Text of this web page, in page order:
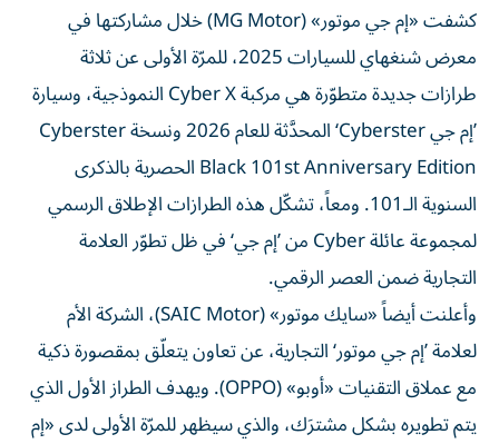
كشفت «إم جي موتور» (MG Motor) خلال مشاركتها في
معرض شنغهاي للسيارات 2025، للمرّة الأولى عن ثلاثة
طرازات جديدة متطوّرة هي مركبة Cyber X النموذجية، وسيارة
’إم جي Cyberster‘ المحدَّثة للعام 2026 ونسخة Cyberster
Black 101st Anniversary Edition الحصرية بالذكرى
السنوية الـ101. ومعاً، تشكّل هذه الطرازات الإطلاق الرسمي
لمجموعة عائلة Cyber من ’إم جي‘ في ظل تطوّر العلامة
التجارية ضمن العصر الرقمي.
وأعلنت أيضاً «سايك موتور» (SAIC Motor)، الشركة الأم
لعلامة ’إم جي موتور‘ التجارية، عن تعاون يتعلّق بمقصورة ذكية
مع عملاق التقنيات «أوبو» (OPPO). ويهدف الطراز الأول الذي
يتم تطويره بشكل مشترَك، والذي سيظهر للمرّة الأولى لدى «إم